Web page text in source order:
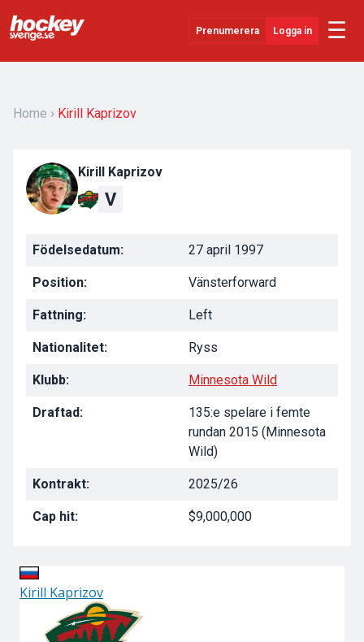
Prenumerera Logga in ☰
YouTube
Evenemang
Övrigt
Home Kirill Kaprizov
Kirill Kaprizov
V
Födelsedatum: 27 april 1997
Position: Vänsterforward
Fattning: Left
Nationalitet: Ryss
Klubb: Minnesota Wild
Draftad:
135:e spelare i femte
rundan 2015 (Minnesota
Wild)
Kontrakt: 2025/26
Cap hit: $9,000,000